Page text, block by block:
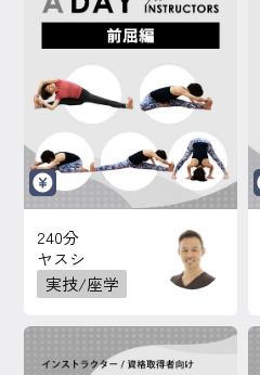
240分
ヤスシ
実技/座学